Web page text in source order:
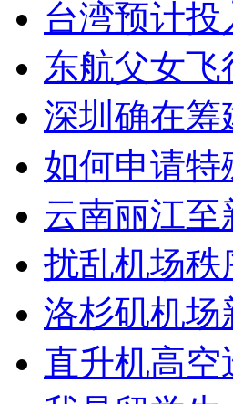
台湾预计投
东航父女
深圳确在筹
如何申请
云南丽江至
扰乱机场秩
洛杉矶机场
直升机高